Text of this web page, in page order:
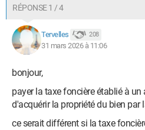
RÉPONSE 1 / 4
Tervelles 208
31 mars 2026 à 11:06
bonjour,
payer la taxe foncière établié à
d'acquérir la propriété du bien
ce serait différent si la taxe